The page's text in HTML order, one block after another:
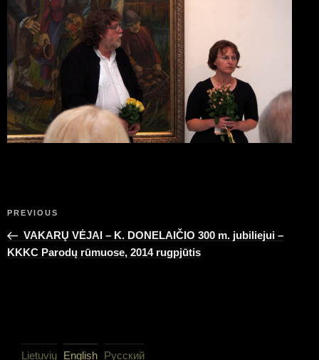
Previous
Post
PREVIOUS
VAKARŲ VĖJAI – K. DONELAIČIO 300 m. jubiliejui –
KKKC Parodų rūmuose, 2014 rugpjūtis
Lietuvių English Русский